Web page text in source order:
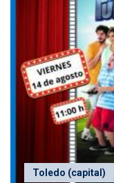
Toledo (capital)